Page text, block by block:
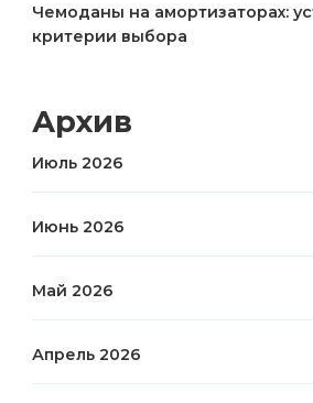
Чемоданы на амортизаторах:
критерии выбора
Архив
Июль 2026
Июнь 2026
Май 2026
Апрель 2026